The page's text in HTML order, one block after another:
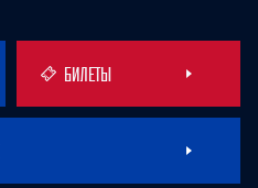
БИЛЕТЫ